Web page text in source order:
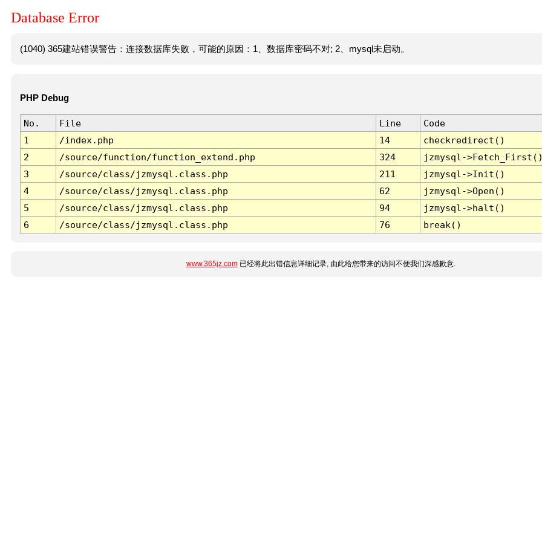
Database Error
(1040) 365建站错误警告：连接数据库失败，可能的原因：1、数据库密码不对; 2、mysql未启动。
PHP Debug
No. File Line
Code
1
/index.php 14
checkredirect()
2
/source/function/function_extend.php 324
jzmysql-
3
/source/class/jzmysql.class.php 211
jzmysql->Init()
4
/source/class/jzmysql.class.php 62
jzmysql->Open()
5
/source/class/jzmysql.class.php 94
jzmysql->halt()
6
/source/class/jzmysql.class.php 76 break()
www.365jz.com已经将此出错信息详细记录, 由此给您带来的访问不便我们深感歉意.